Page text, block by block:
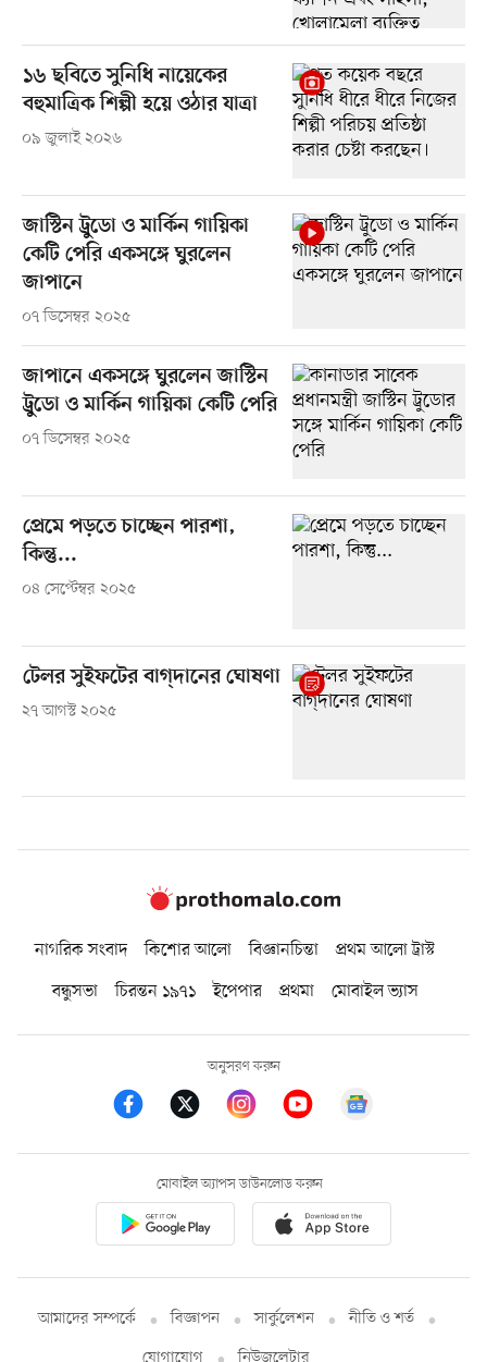
১৬ ছবিতে সুনিধি নায়েকের
বহুমাত্রিক শিল্পী হয়ে ওঠার যাত্রা
০৯ জুলাই ২০২৬
জাস্টিন ট্রুডো ও মার্কিন গায়িকা
কেটি পেরি একসঙ্গে ঘুরলেন
জাপানে
০৭ ডিসেম্বর ২০২৫
জাপানে একসঙ্গে ঘুরলেন জাস্টিন
ট্রুডো ও মার্কিন গায়িকা কেটি পেরি
০৭ ডিসেম্বর ২০২৫
প্রেমে পড়তে চাচ্ছেন পারশা,
কিন্তু...
০৪ সেপ্টেম্বর ২০২৫
টেলর সুইফটের বাগ্‌দানের ঘোষণা
২৭ আগস্ট ২০২৫
নাগরিক সংবাদ কিশোর আলো বিজ্ঞানচিন্তা
প্রথম আলো ট্রাস্ট
বন্ধুসভা
চিরন্তন ১৯৭১ ইপেপার প্রথমা মোবাইল ভ্যাস
অনুসরণ করুন
মোবাইল অ্যাপস ডাউনলোড করুন
আমাদের সম্পর্কে বিজ্ঞাপন সার্কুলেশন
নীতি ও শর্ত